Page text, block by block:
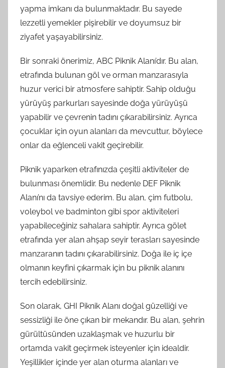
yapma imkanı da bulunmaktadır. Bu sayede
lezzetli yemekler pişirebilir ve doyumsuz bir
ziyafet yaşayabilirsiniz.
Bir sonraki önerimiz, ABC Piknik Alanı’dır. Bu alan,
etrafında bulunan göl ve orman manzarasıyla
huzur verici bir atmosfere sahiptir. Sahip olduğu
yürüyüş parkurları sayesinde doğa yürüyüşü
yapabilir ve çevrenin tadını çıkarabilirsiniz. Ayrıca
çocuklar için oyun alanları da mevcuttur, böylece
onlar da eğlenceli vakit geçirebilir.
Piknik yaparken etrafınızda çeşitli aktiviteler de
bulunması önemlidir. Bu nedenle DEF Piknik
Alanı’nı da tavsiye ederim. Bu alan, çim futbolu,
voleybol ve badminton gibi spor aktiviteleri
yapabileceğiniz sahalara sahiptir. Ayrıca gölet
etrafında yer alan ahşap seyir terasları sayesinde
manzaranın tadını çıkarabilirsiniz. Doğa ile iç içe
olmanın keyfini çıkarmak için bu piknik alanını
tercih edebilirsiniz.
Son olarak, GHI Piknik Alanı doğal güzelliği ve
sessizliği ile öne çıkan bir mekandır. Bu alan, şehrin
gürültüsünden uzaklaşmak ve huzurlu bir
ortamda vakit geçirmek isteyenler için idealdir.
Yeşillikler içinde yer alan oturma alanları ve